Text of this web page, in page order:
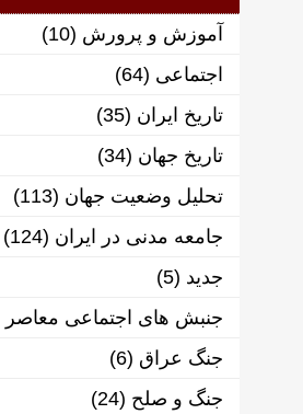
آموزش و پرورش (10)
اجتماعی (64)
تاریخ ایران (35)
تاریخ جهان (34)
تحلیل وضعیت جهان (113)
جامعه مدنی در ایران (124)
جدید (5)
جنبش های اجتماعی معاصر
جنگ عراق (6)
جنگ و صلح (24)